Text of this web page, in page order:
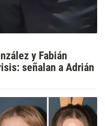
y Fabián
señalan a Adrián